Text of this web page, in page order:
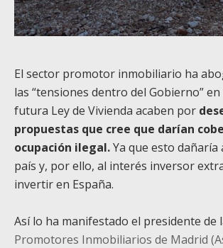
El sector promotor inmobiliario ha
las “tensiones dentro del Gobierno”
futura Ley de Vivienda acaben por
propuestas que cree que darían
ocupación ilegal.Ya que esto dañaría
país y, por ello, al interés inversor
invertir en España.
Así lo ha manifestado el presidente de
Promotores Inmobiliarios de Madrid